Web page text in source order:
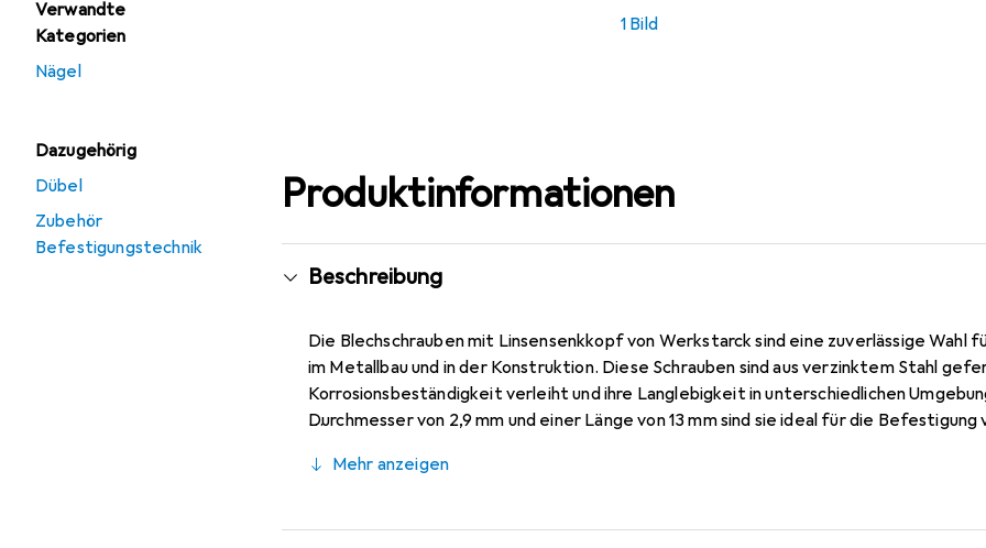
Verwandte
Kategorien
Nägel
Dazugehörig
Dübel
Zubehör
Befestigungstechnik
1 Bild
Produktinformationen
Beschreibung
Die Blechschrauben mit Linsensenkkopf von Werkstarck sind eine zuverlässige Wahl
im Metallbau und in der Konstruktion. Diese Schrauben sind aus verzinktem Stahl
Korrosionsbeständigkeit verleiht und ihre Langlebigkeit in unterschiedlichen
Durchmesser von 2,9 mm und einer Länge von 13 mm sind sie ideal für die Befestigung
Linsenkopf ein ästhetisches Finish bietet. Diese Schrauben sind in einer praktischen
Mehr anzeigen